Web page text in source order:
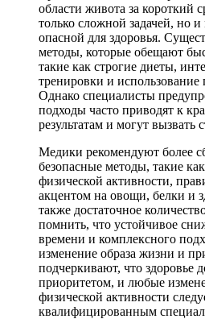
области живота за короткий
только сложной задачей, но
опасной для здоровья.
методы, которые обещают
такие как строгие диеты,
тренировки и
Однако специалисты
подходы часто приводят к
результатам и могут вызвать
Медики рекомендуют более
безопасные методы, такие
физической активности,
акцентом на овощи, белки и
также достаточное
помнить, что устойчивое
времени и комплексного
изменение образа жизни и
подчеркивают, что здоровье
приоритетом, и любые
физической активности
квалифицированным